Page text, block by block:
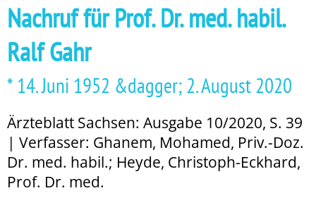
Nachruf für Prof. Dr. med. habil.
Ralf Gahr
* 14. Juni 1952 &dagger; 2. August 2020
Ärzteblatt Sachsen: Ausgabe 10/2020, S. 39
| Verfasser: Ghanem, Mohamed, Priv.-Doz.
Dr. med. habil.; Heyde, Christoph-Eckhard,
Prof. Dr. med.